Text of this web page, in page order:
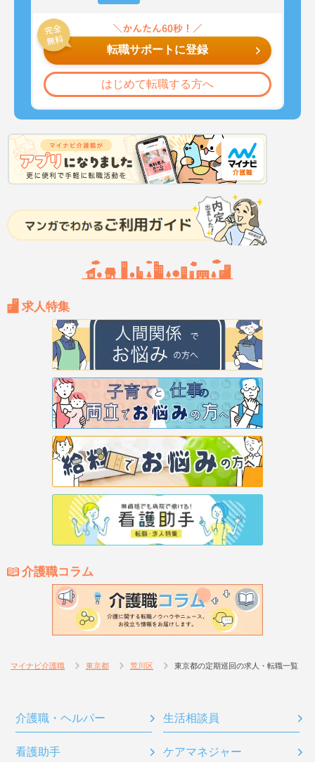
転職サポートに登録
はじめて転職する方へ
求人特集
介護職コラム
マイナビ介護職 東京都 荒川区 東京都の定期巡回の求人・転職一覧
介護職・ヘルパー 生活相談員
看護助手 ケアマネジャー